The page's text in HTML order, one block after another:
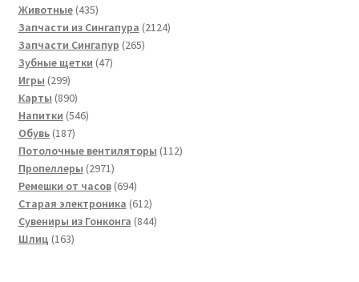
товара
Животные 435435
товаров
Запчасти из Сингапура 21242124
Запчасти Сингапур 265265
Зубные щетки 4747
Игры 299299
товаров
Карты 890890
товаров
Напитки 546546
Обувь 187187
товаров
Потолочные вентиляторы 112112
Пропеллеры 29712971
товар
Ремешки от часов 694694
товара
Старая электроника 612612
товаров
Сувениры из Гонконга 844844
Шлиц 163163